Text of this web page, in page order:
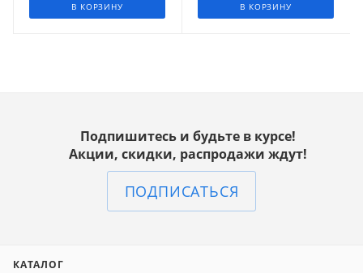
В КОРЗИНУ В КОРЗИНУ
Подпишитесь и будьте в курсе!
Акции, скидки, распродажи ждут!
ПОДПИСАТЬСЯ
КАТАЛОГ